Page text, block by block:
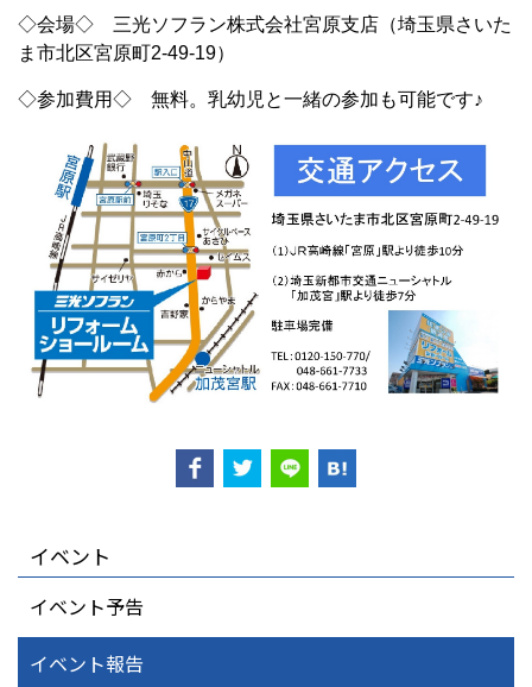
◇会場◇ 三光ソフラン株式会社宮原支店（埼玉県さいた
ま市北区宮原町2-49-19）
◇参加費用◇ 無料。乳幼児と一緒の参加も可能です♪
イベント
イベント予告
イベント報告